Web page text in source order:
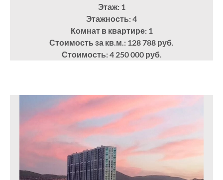
Этаж: 1
Этажность: 4
Комнат в квартире: 1
Стоимость за кв.м.: 128 788 руб.
Стоимость: 4 250 000 руб.